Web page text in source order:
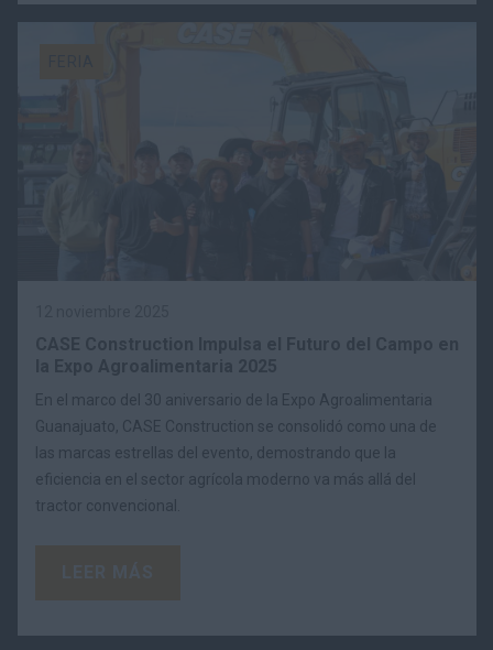
En el marco del 30 aniversario de la Expo Agroalimentaria
Guanajuato, CASE Construction se consolidó como una de
las marcas estrellas del evento, demostrando que la
eficiencia en el sector agrícola moderno va más allá del
tractor convencional.